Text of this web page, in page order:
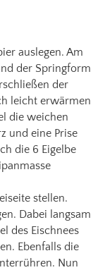
auslegen. Am
der Springform
der
leicht erwärmen
die weichen
und eine Prise
die 6 Eigelbe
stellen.
Dabei langsam
des Eischnees
Ebenfalls die
Nun